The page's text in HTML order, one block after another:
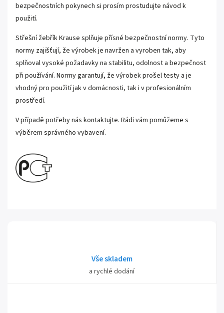
bezpečnostních pokynech si prosím prostudujte návod k
použití.
Střešní žebřík Krause splňuje přísné bezpečnostní normy. Tyto
normy zajišťují, že výrobek je navržen a vyroben tak, aby
splňoval vysoké požadavky na stabilitu, odolnost a bezpečnost
při používání. Normy garantují, že výrobek prošel testy a je
vhodný pro použití jak v domácnosti, tak i v profesionálním
prostředí.
V případě potřeby nás kontaktujte. Rádi vám pomůžeme s
výběrem správného vybavení.
Vše skladem
a rychlé dodání